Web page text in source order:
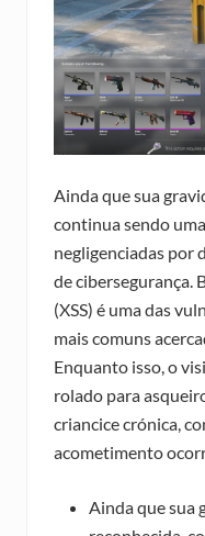
Ainda que sua
continua sendo
negligenciadas por
de cibersegurança.
(XSS) é uma das
mais comuns
Enquanto isso, o
rolado para
criancice crónica,
acometimento
Ainda que sua